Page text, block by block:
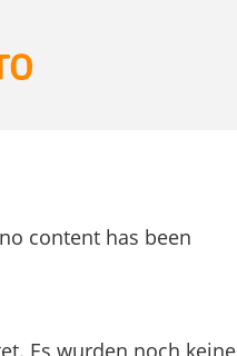
content has been
Es wurden noch keine